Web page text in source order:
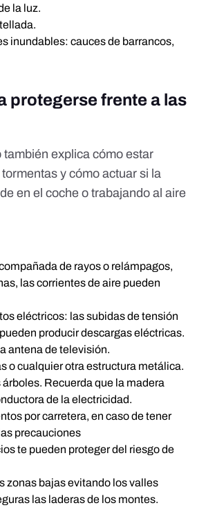
la luz.
inundables: cauces de barrancos,
protegerse frente a las
explica cómo estar
tormentas y cómo actuar si la
en el coche o trabajando al aire
de rayos o relámpagos,
las corrientes de aire pueden
eléctricos: las subidas de tensión
producir descargas eléctricas.
antena de televisión.
o cualquier otra estructura metálica.
Recuerda que la madera
de la electricidad.
por carretera, en caso de tener
precauciones
te pueden proteger del riesgo de
zonas bajas evitando los valles
las laderas de los montes.